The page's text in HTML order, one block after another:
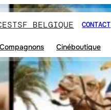
TSF BELGIQUE CONTACT
Compagnons Cinéboutique